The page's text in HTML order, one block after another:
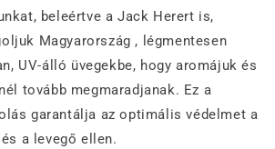
beleértve a Jack Herert is,
Magyarország , légmentesen
UV-álló üvegekbe, hogy aromájuk és
tovább megmaradjanak. Ez a
garantálja az optimális védelmet a
a levegő ellen.